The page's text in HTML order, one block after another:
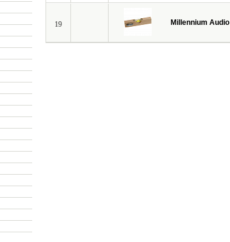
19 Millennium Audio